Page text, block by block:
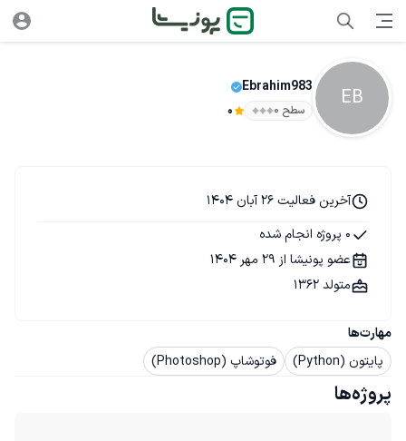
EB
Ebrahim983
سطح ۰ 0
مهارت‌ها
پایتون (Python)
فوتوشاپ (Photoshop)
آخرین فعالیت 26 آبان 1404
0 پروژه انجام شده
عضو پونیشا از 29 مهر 1404
متولد 1362
پروژه‌ها